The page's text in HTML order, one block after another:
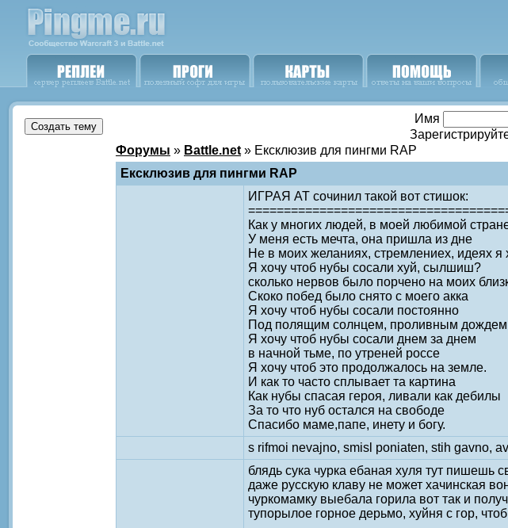
Имя
Форумы » Battle.net » Ексклюзив для пингми RAP
Ексклюзив для пингми RAP
ИГРАЯ АТ сочинил такой вот стишок:
Как у многих людей, в моей любимой
У меня есть мечта, она пришла из дне
Не в моих желаниях, стремлениех, идеях я
Я хочу чтоб нубы сосали хуй, сылшиш?
сколько нервов было порчено на моих
Скоко побед было снято с моего акка
Я хочу чтоб нубы сосали постоянно
Под полящим солнцем, проливным дождем
Я хочу чтоб нубы сосали днем за днем
в начной тьме, по утреней россе
Я хочу чтоб это продолжалось на земле.
И как то часто сплывает та картина
Как нубы спасая героя, ливали как дебилы
За то что нуб остался на свободе
Спасибо маме,папе, инету и богу.
s rifmoi nevajno, smisl poniaten, stih gavno,
блядь сука чурка ебаная хуля тут пишешь
даже русскую клаву не может хачинская
чуркомамку выебала горила вот так и
тупорылое горное дерьмо, хуйня с гор,